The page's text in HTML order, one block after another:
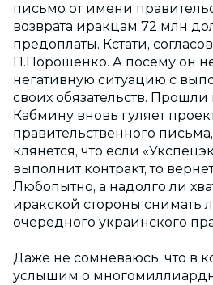
письмо от имени
возврата иракцам 72 млн
предоплаты. Кстати,
П.Порошенко. А посему он
негативную ситуацию с
своих обязательств.
Кабмину вновь гуляет
правительственного
клянется, что если
выполнит контракт, то
Любопытно, а надолго ли
иракской стороны снимать
очередного украинского
Даже не сомневаюсь, что в
услышим о